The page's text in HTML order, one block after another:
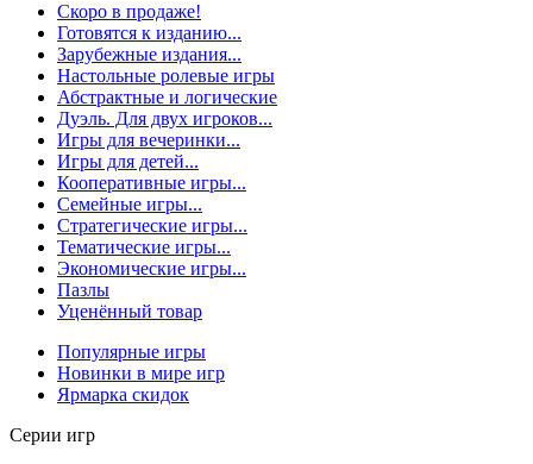
Скоро в продаже!
Готовятся к изданию...
Зарубежные издания...
Настольные ролевые игры
Абстрактные и логические
Дуэль. Для двух игроков...
Игры для вечеринки...
Игры для детей...
Кооперативные игры...
Семейные игры...
Стратегические игры...
Тематические игры...
Экономические игры...
Пазлы
Уценённый товар
Популярные игры
Новинки в мире игр
Ярмарка скидок
Серии игр